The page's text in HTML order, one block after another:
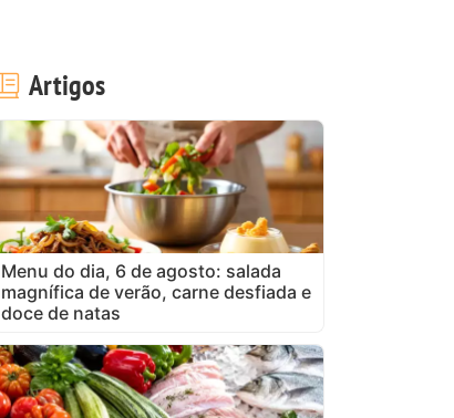
Artigos
Menu do dia, 6 de agosto: salada
magnífica de verão, carne desfiada e
doce de natas